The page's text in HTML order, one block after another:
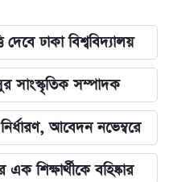
দেবে ঢাকা বিশ্ববিদ্যালয়
সাংস্কৃতিক সম্পাদক
আবেদন নভেম্বরে
শিক্ষার্থীকে বহিষ্কার